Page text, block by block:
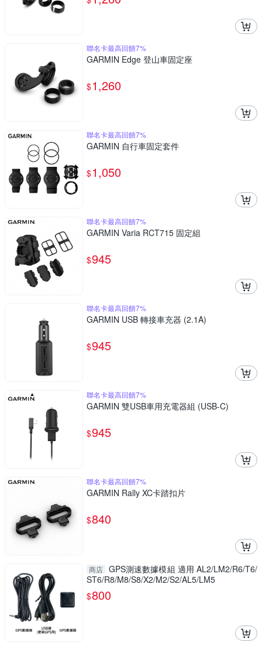
聯名卡最高回饋7%
GARMIN Edge 登山車固定座
$1,260
聯名卡最高回饋7%
GARMIN 自行車固定套件
$1,050
聯名卡最高回饋7%
GARMIN Varia RCT715 固定組
$945
聯名卡最高回饋7%
GARMIN USB 轉接車充器 (2.1A)
$945
聯名卡最高回饋7%
GARMIN 雙USB車用充電器組 (USB-C)
$945
聯名卡最高回饋7%
GARMIN Rally XC卡踏扣片
$840
商店 GPS測速數據模組 適用 AL2/LM2/R6/T6/
ST6/R8/M8/S8/X2/M2/S2/AL5/LM5
$800